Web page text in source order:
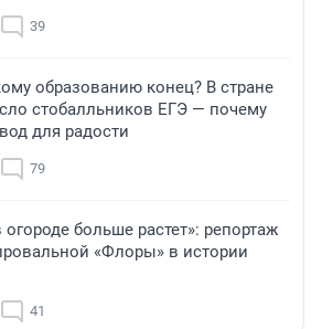
39
образованию конец? В стране
стобалльников ЕГЭ — почему
для радости
79
больше растет»: репортаж
«Флоры» в истории
41